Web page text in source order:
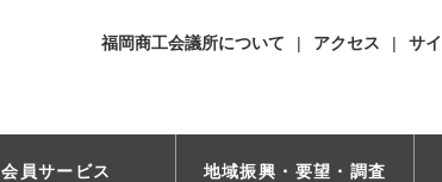
福岡商工会議所について アクセス サ
会員サービス 地域振興・ 要望・調査